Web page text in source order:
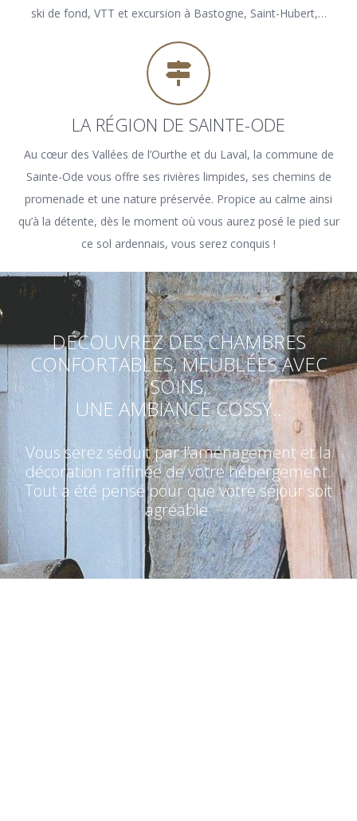
ski de fond, VTT et excursion à Bastogne, Saint-Hubert,…
LA RÉGION DE SAINTE-ODE
Au cœur des Vallées de l’Ourthe et du Laval, la commune de
Sainte-Ode vous offre ses rivières limpides, ses chemins de
promenade et une nature préservée. Propice au calme ainsi
qu’à la détente, dès le moment où vous aurez posé le pied sur
ce sol ardennais, vous serez conquis !
DÉCOUVREZ DES CHAMBRES
CONFORTABLES, MEUBLÉES AVEC
SOINS,
UNE AMBIANCE COSSY..
Vous serez séduit par l’aménagement et la
décoration raffinée de votre hébergement.
Tout a été pensé pour que votre séjour soit
agréable.